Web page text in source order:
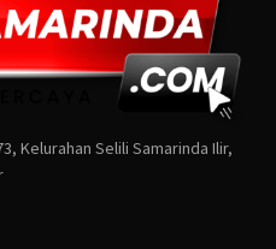
Kelurahan Selili Samarinda Ilir,